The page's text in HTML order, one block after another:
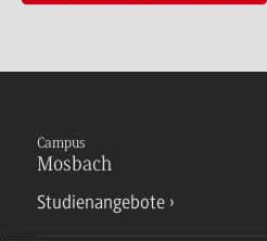
Campus
Mosbach
Studienangebote